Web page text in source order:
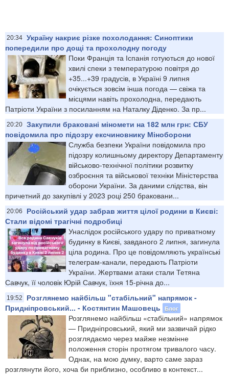
20:34 Україну накриє різке похолодання: Синоптики
попередили про дощі та прохолодну погоду
Поки Франція та Іспанія готуються до нової
хвилі спеки з температурою повітря до
+35...+39 градусів, в Україні 9 липня
очікується зовсім інша погода — свіжа та
місцями навіть прохолодна, передають
Патріоти України з посиланням на Наталку Діденко. За пр...
20:20 Закупили браковані міномети на 182 млн грн: СБУ
повідомила про підозру ексчиновнику Міноборони
Служба безпеки України повідомила про
підозру колишньому директору Департаменту
військово-технічної політики розвитку
озброєння та військової техніки Міністерства
оборони України. За даними слідства, він
причетний до закупівлі у 2023 році 250 браковани...
20:06
Російський удар забрав життя цілої родини в Києві:
Стали відомі трагічні подробиці
Унаслідок російського удару по приватному
будинку в Києві, завданого 2 липня, загинула
ціла родина. Про це повідомляють українські
телеграм-канали, передають Патріоти
України. Жертвами атаки стали Тетяна
Савчук, її чоловік Юрій Савчук, їхня 15-річна до...
19:52
Розглянемо найбільш "стабільний" напрямок -
Придніпровський... - Костянтин Машовець
Блог
Розглянемо найбільш «стабільний» напрямок
— Придніпровський, який ми зазвичай рідко
розглядаємо через майже незмінне
положення сторін протягом тривалого часу.
Однак, на мою думку, варто саме зараз
розглянути його, хоча би приблизно, особливо в контекст...